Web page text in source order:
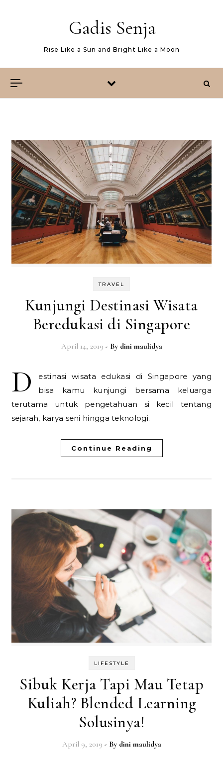
Gadis Senja
Rise Like a Sun and Bright Like a Moon
TRAVEL
Kunjungi Destinasi Wisata
Beredukasi di Singapore
April 14, 2019 - By dini maulidya
D
estinasi wisata edukasi di Singapore yang
bisa kamu kunjungi bersama keluarga
terutama untuk pengetahuan si kecil tentang
sejarah, karya seni hingga teknologi.
Continue Reading
LIFESTYLE
Sibuk Kerja Tapi Mau Tetap
Kuliah? Blended Learning
Solusinya!
April 9, 2019 - By dini maulidya